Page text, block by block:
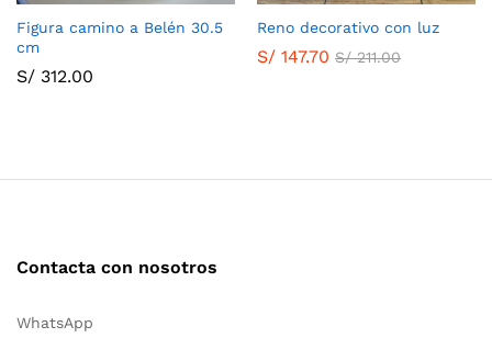
Figura camino a Belén 30.5
cm
S/ 312.00
Reno decorativo con luz
S/ 147.70 S/211.00
Contacta con nosotros
WhatsApp